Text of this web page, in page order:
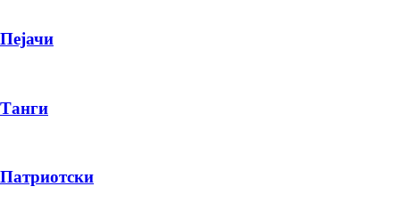
Пејачи
Танги
Патриотски